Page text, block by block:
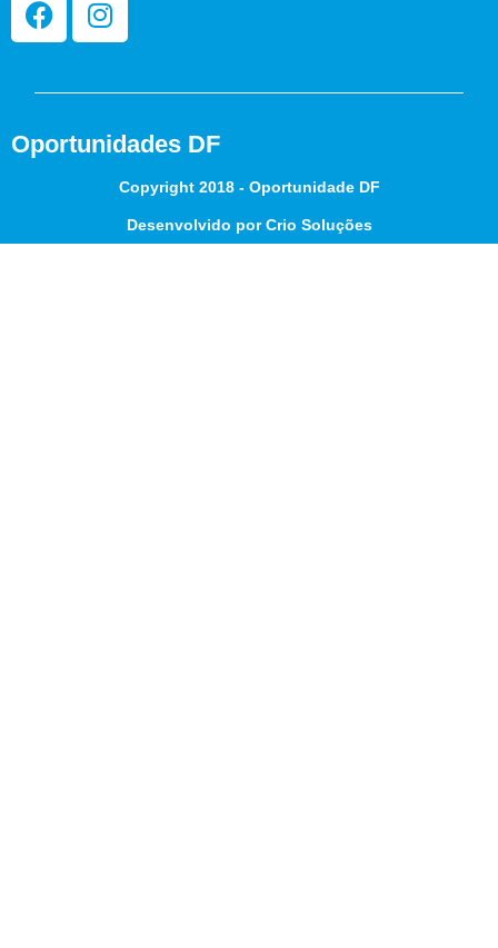
Oportunidades DF
Copyright 2018 - Oportunidade DF
Desenvolvido por Crio Soluções